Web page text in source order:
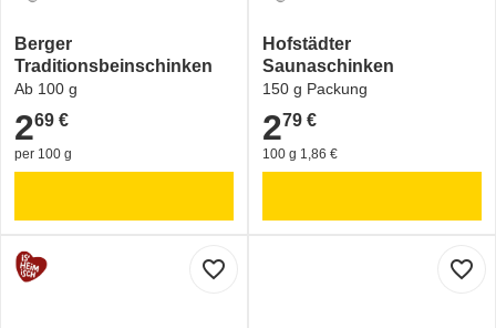
Berger
Traditionsbeinschinken
Ab 100 g
2,69 €
269 €
per 100 g
Hofstädter
Saunaschinken
150 g Packung
2,79 €
279 €
100 g 1,86 €
favorite_border favorite_border